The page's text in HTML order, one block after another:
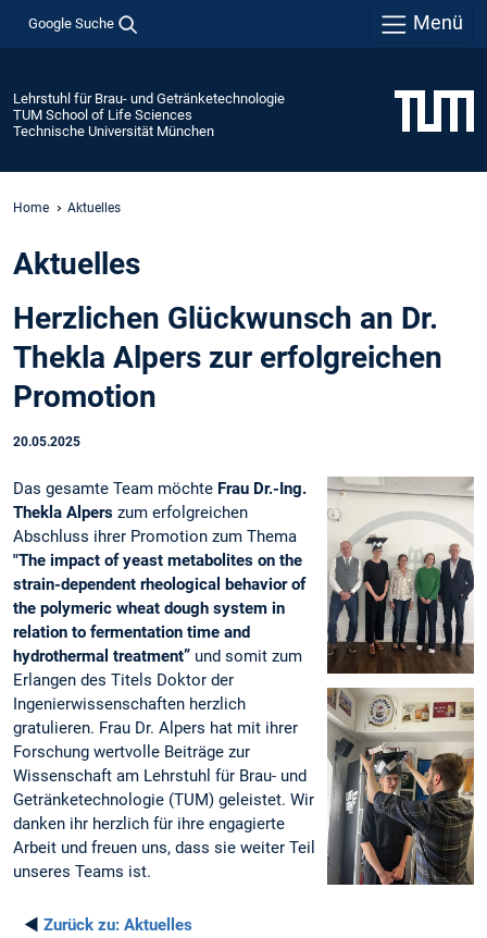
Google Suche Menü
Lehrstuhl für Brau- und Getränketechnologie
TUM School of Life Sciences
Technische Universität München
Home Aktuelles
Aktuelles
Herzlichen Glückwunsch an Dr.
Thekla Alpers zur erfolgreichen
Promotion
20.05.2025
Das gesamte Team möchte Frau Dr.-Ing.
Thekla Alpers zum erfolgreichen
Abschluss ihrer Promotion zum Thema
"The impact of yeast metabolites on the
strain-dependent rheological behavior of
the polymeric wheat dough system in
relation to fermentation time and
hydrothermal treatment” und somit zum
Erlangen des Titels Doktor der
Ingenierwissenschaften herzlich
gratulieren. Frau Dr. Alpers hat mit ihrer
Forschung wertvolle Beiträge zur
Wissenschaft am Lehrstuhl für Brau- und
Getränketechnologie (TUM) geleistet. Wir
danken ihr herzlich für ihre engagierte
Arbeit und freuen uns, dass sie weiter Teil
unseres Teams ist.
◄ Zurück zu: Aktuelles